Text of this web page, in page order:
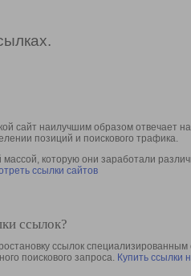
сайт наилучшим образом отвечает
позиций и поискового трафика.
которую они заработали
ссылки сайтов
ссылок?
ссылок
поискового запроса. Купить ссылки